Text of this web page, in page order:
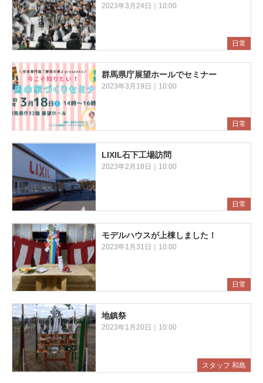
日常
2023年3月24日｜10:00
日常
群馬県庁展望ホールでセミナー
2023年3月19日｜10:00
日常
LIXIL石下工場訪問
2023年2月18日｜10:00
日常
モデルハウスが上棟しました！
2023年1月31日｜10:00
スタッフ 和島
地鎮祭
2023年1月20日｜10:00